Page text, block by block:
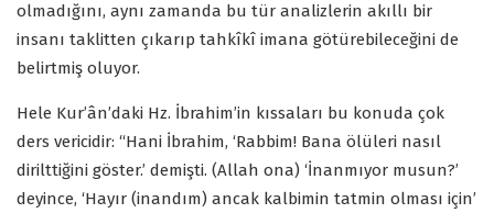
olmadığını, aynı zamanda bu tür analizlerin akıllı bir
insanı taklitten çıkarıp tahkîkî imana götürebileceğini de
belirtmiş oluyor.
Hele Kur’ân’daki Hz. İbrahim’in kıssaları bu konuda çok
ders vericidir: “Hani İbrahim, ‘Rabbim! Bana ölüleri nasıl
dirilttiğini göster.’ demişti. (Allah ona) ‘İnanmıyor musun?’
deyince, ‘Hayır (inandım) ancak kalbimin tatmin olması için’